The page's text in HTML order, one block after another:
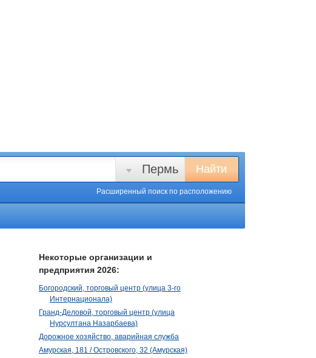
Найти
Пермь
Расширенный поиск по расположению
Некоторые организации и
предприятия 2026:
Богородский, торговый центр (улица 3-го
Интернационала)
Гранд-Деловой, торговый центр (улица
Нурсултана Назарбаева)
Дорожное хозяйство, аварийная служба
Амурская, 181 / Островского, 32 (Амурская)